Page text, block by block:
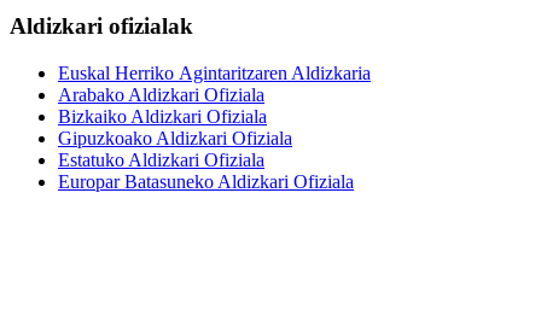
Aldizkari ofizialak
Euskal Herriko Agintaritzaren Aldizkaria
Arabako Aldizkari Ofiziala
Bizkaiko Aldizkari Ofiziala
Gipuzkoako Aldizkari Ofiziala
Estatuko Aldizkari Ofiziala
Europar Batasuneko Aldizkari Ofiziala